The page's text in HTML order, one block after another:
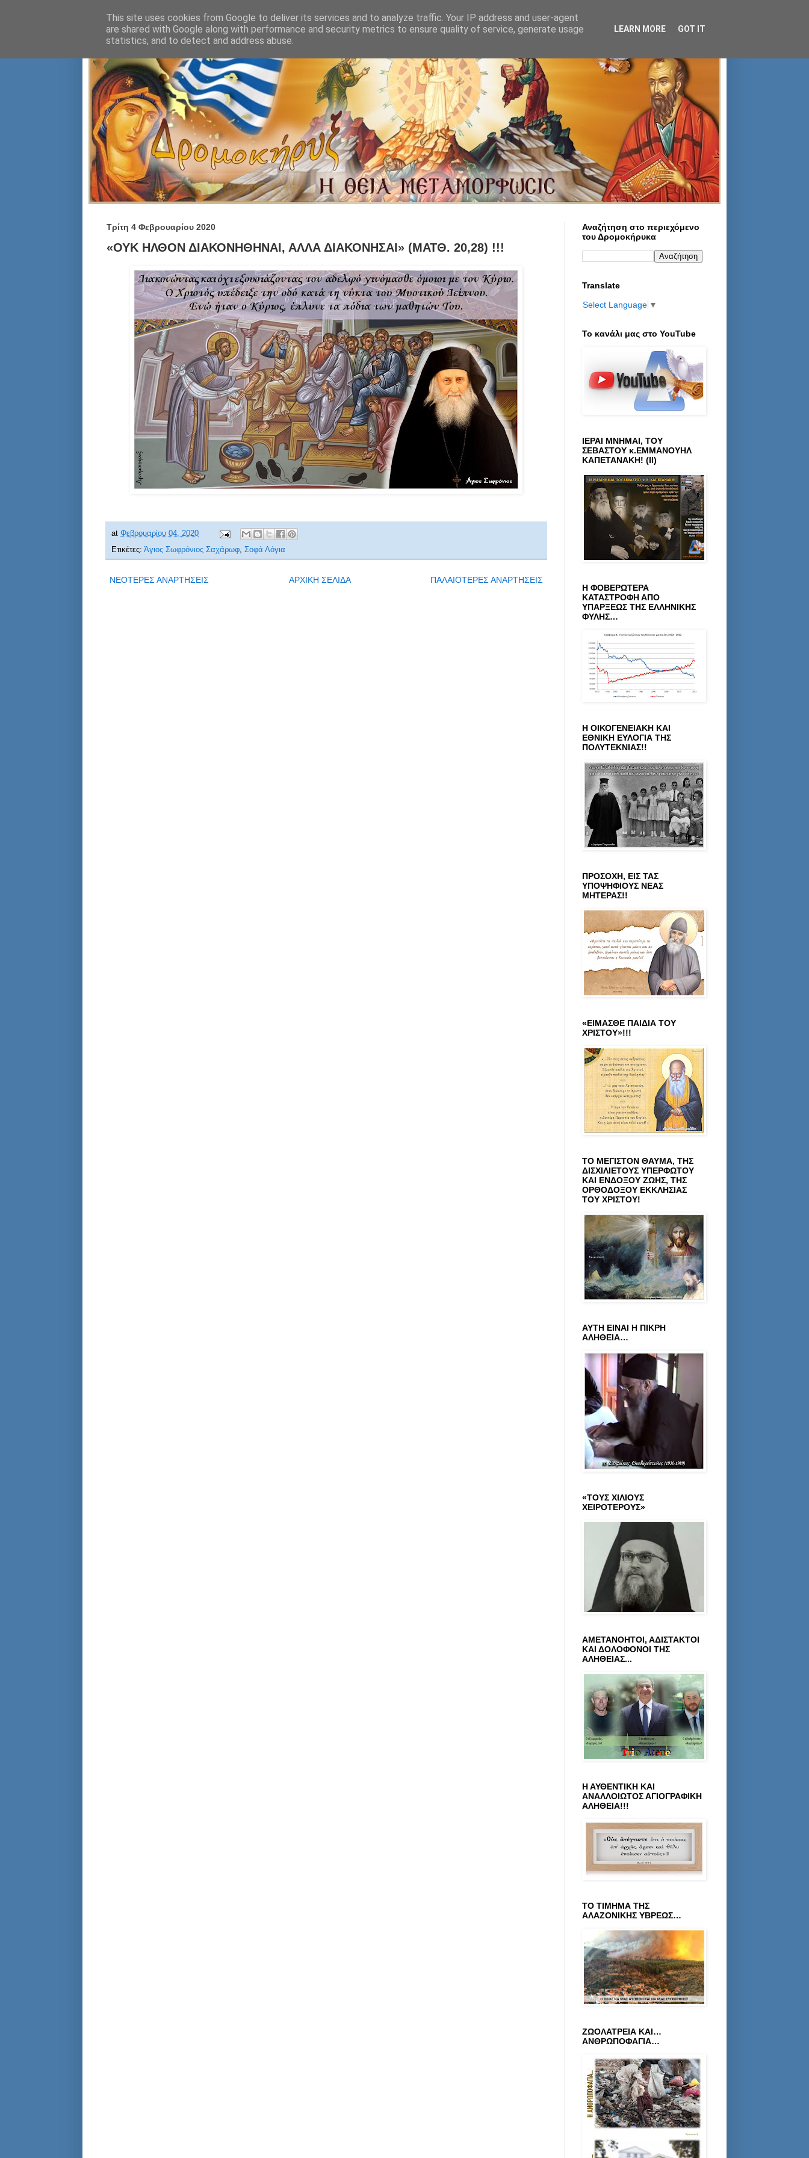
Τρίτη 4 Φεβρουαρίου 2020
«ΟΥΚ ΗΛΘΟΝ ΔΙΑΚΟΝΗΘΗΝΑΙ, ΑΛΛΑ ΔΙΑΚΟΝΗΣΑΙ» (ΜΑΤΘ. 20,28) !!!
at Φεβρουαρίου 04, 2020
Ετικέτες: Άγιος Σωφρόνιος Σαχάρωφ, Σοφά Λόγια
ΝΕΟΤΕΡΕΣ ΑΝΑΡΤΗΣΕΙΣ ΠΑΛΑΙΟΤΕΡΕΣ ΑΝΑΡΤΗΣΕΙΣ
ΑΡΧΙΚΗ ΣΕΛΙΔΑ
Αναζήτηση στο περιεχόμενο
του Δρομοκήρυκα
Translate
Select Language ▼
Το κανάλι μας στο ΥοuTube
ΙΕΡΑΙ ΜΝΗΜΑΙ, ΤΟΥ
ΣΕΒΑΣΤΟΥ κ.ΕΜΜΑΝΟΥΗΛ
ΚΑΠΕΤΑΝΑΚΗ! (ΙΙ)
Η ΦΟΒΕΡΩΤΕΡΑ
ΚΑΤΑΣΤΡΟΦΗ ΑΠΟ
ΥΠΑΡΞΕΩΣ ΤΗΣ ΕΛΛΗΝΙΚΗΣ
ΦΥΛΗΣ…
Η ΟΙΚΟΓΕΝΕΙΑΚΗ ΚΑΙ
ΕΘΝΙΚΗ ΕΥΛΟΓΙΑ ΤΗΣ
ΠΟΛΥΤΕΚΝΙΑΣ!!
ΠΡΟΣΟΧΗ, ΕΙΣ ΤΑΣ
ΥΠΟΨΗΦΙΟΥΣ ΝΕΑΣ
ΜΗΤΕΡΑΣ!!
«ΕΙΜΑΣΘΕ ΠΑΙΔΙΑ ΤΟΥ
ΧΡΙΣΤΟΥ»!!!
ΤΟ ΜΕΓΙΣΤΟΝ ΘΑΥΜΑ, ΤΗΣ
ΔΙΣΧΙΛΙΕΤΟΥΣ ΥΠΕΡΦΩΤΟΥ
ΚΑΙ ΕΝΔΟΞΟΥ ΖΩΗΣ, ΤΗΣ
ΟΡΘΟΔΟΞΟΥ ΕΚΚΛΗΣΙΑΣ
ΤΟΥ ΧΡΙΣΤΟΥ!
ΑΥΤΗ ΕΙΝΑΙ Η ΠΙΚΡΗ
ΑΛΗΘΕΙΑ…
«ΤΟΥΣ ΧΙΛΙΟΥΣ
ΧΕΙΡΟΤΕΡΟΥΣ»
ΑΜΕΤΑΝΟΗΤΟΙ, ΑΔΙΣΤΑΚΤΟΙ
ΚΑΙ ΔΟΛΟΦΟΝΟΙ ΤΗΣ
ΑΛΗΘΕΙΑΣ...
Η ΑΥΘΕΝΤΙΚΗ ΚΑΙ
ΑΝΑΛΛΟΙΩΤΟΣ ΑΓΙΟΓΡΑΦΙΚΗ
ΑΛΗΘΕΙΑ!!!
ΤΟ ΤΙΜΗΜΑ ΤΗΣ
ΑΛΑΖΟΝΙΚΗΣ ΥΒΡΕΩΣ…
ΖΩΟΛΑΤΡΕΙΑ ΚΑΙ…
ΑΝΘΡΩΠΟΦΑΓΙΑ…
This site uses cookies from Google to deliver its services and to analyze traffic. Your IP address and user-agent
are shared with Google along with performance and security metrics to ensure quality of service, generate usage
statistics, and to detect and address abuse.
LEARN MORE GOT IT